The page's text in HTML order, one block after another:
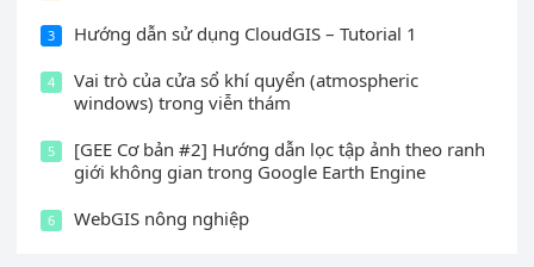
3 Hướng dẫn sử dụng CloudGIS – Tutorial 1
4
Vai trò của cửa sổ khí quyển (atmospheric
windows) trong viễn thám
5
[GEE Cơ bản #2] Hướng dẫn lọc tập ảnh theo ranh
giới không gian trong Google Earth Engine
6 WebGIS nông nghiệp